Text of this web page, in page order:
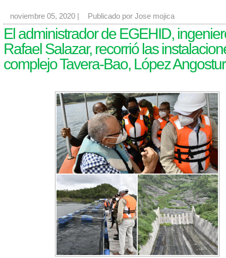
noviembre 05, 2020 Publicado por Jose mojica
El administrador de EGEHID,
Rafael Salazar, recorrió las
complejo Tavera-Bao, López